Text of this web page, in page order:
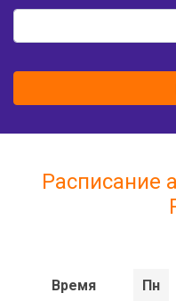
Расписание
Время Пн